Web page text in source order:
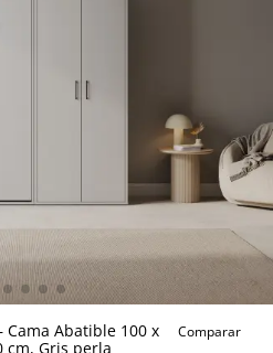
Cama Abatible 100 x
cm, Gris perla
Comparar